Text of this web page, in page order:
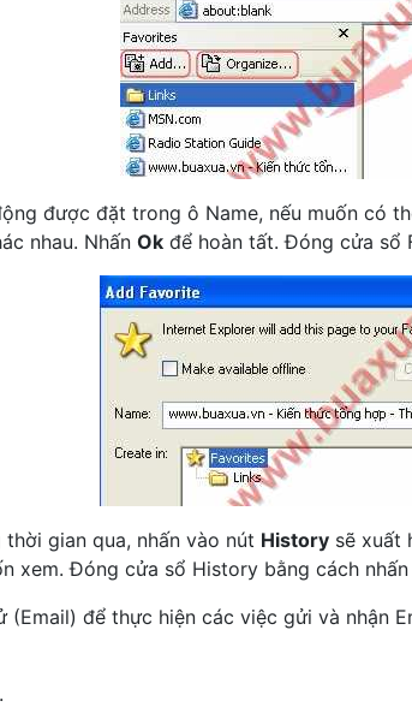
được đặt trong ô Name, nếu muốn có
nhau. Nhấn Ok để hoàn tất. Đóng cửa sổ
gian qua, nhấn vào nút History sẽ xuất
xem. Đóng cửa sổ History bằng cách
để thực hiện các việc gửi và nhận